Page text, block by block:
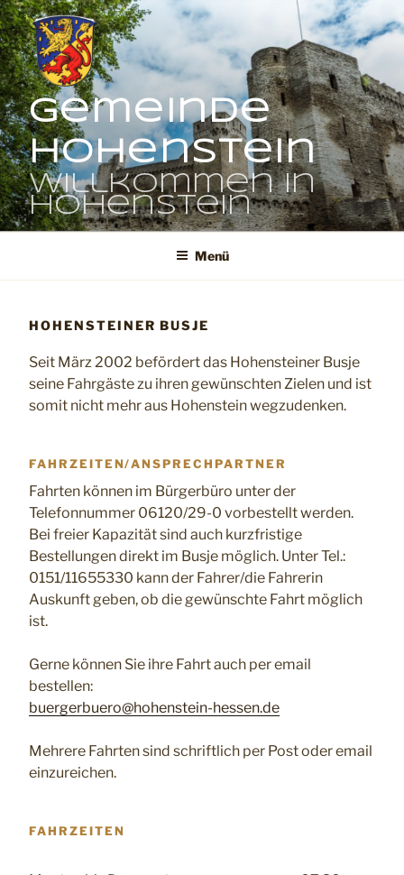
Zum
Inhalt
springen
Gemeinde
Hohenstein
Willkommen in
Hohenstein
Menü
HOHENSTEINER BUSJE
Seit März 2002 befördert das Hohensteiner Busje
seine Fahrgäste zu ihren gewünschten Zielen und ist
somit nicht mehr aus Hohenstein wegzudenken.
FAHRZEITEN/ANSPRECHPARTNER
Fahrten können im Bürgerbüro unter der
Telefonnummer 06120/29-0 vorbestellt werden.
Bei freier Kapazität sind auch kurzfristige
Bestellungen direkt im Busje möglich. Unter Tel.:
0151/11655330 kann der Fahrer/die Fahrerin
Auskunft geben, ob die gewünschte Fahrt möglich
ist.
Gerne können Sie ihre Fahrt auch per email
bestellen:
buergerbuero@hohenstein-hessen.de
Mehrere Fahrten sind schriftlich per Post oder email
einzureichen.
FAHRZEITEN